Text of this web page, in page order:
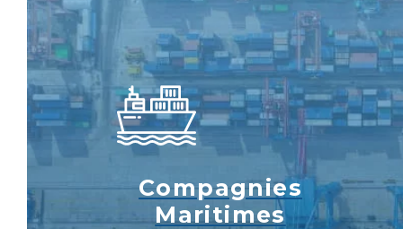
Compagnies
Maritimes